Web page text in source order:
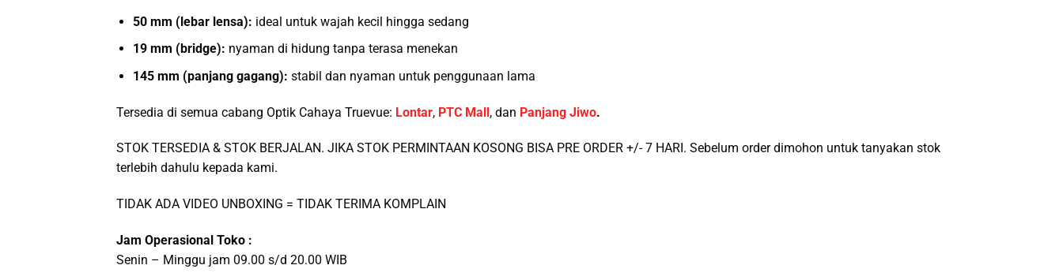
50 mm (lebar lensa): ideal untuk wajah kecil hingga sedang
19 mm (bridge): nyaman di hidung tanpa terasa menekan
145 mm (panjang gagang): stabil dan nyaman untuk penggunaan lama
Tersedia di semua cabang Optik Cahaya Truevue: Lontar, PTC Mall, dan Panjang Jiwo.
STOK TERSEDIA & STOK BERJALAN. JIKA STOK PERMINTAAN KOSONG BISA PRE ORDER +/- 7 HARI. Sebelum order dimohon untuk tanyakan stok
terlebih dahulu kepada kami.
TIDAK ADA VIDEO UNBOXING = TIDAK TERIMA KOMPLAIN
Jam Operasional Toko :
Senin – Minggu jam 09.00 s/d 20.00 WIB